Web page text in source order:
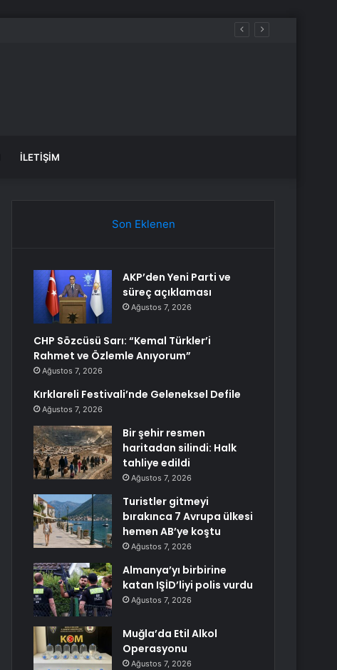
İLETIŞIM
Son Eklenen
AKP’den Yeni Parti ve
süreç açıklaması
Ağustos 7, 2026
CHP Sözcüsü Sarı: “Kemal Türkler’i
Rahmet ve Özlemle Anıyorum”
Ağustos 7, 2026
Kırklareli Festivali’nde Geleneksel Defile
Ağustos 7, 2026
Bir şehir resmen
haritadan silindi: Halk
tahliye edildi
Ağustos 7, 2026
Turistler gitmeyi
bırakınca 7 Avrupa ülkesi
hemen AB’ye koştu
Ağustos 7, 2026
Almanya’yı birbirine
katan IŞİD’liyi polis vurdu
Ağustos 7, 2026
Muğla’da Etil Alkol
Operasyonu
Ağustos 7, 2026